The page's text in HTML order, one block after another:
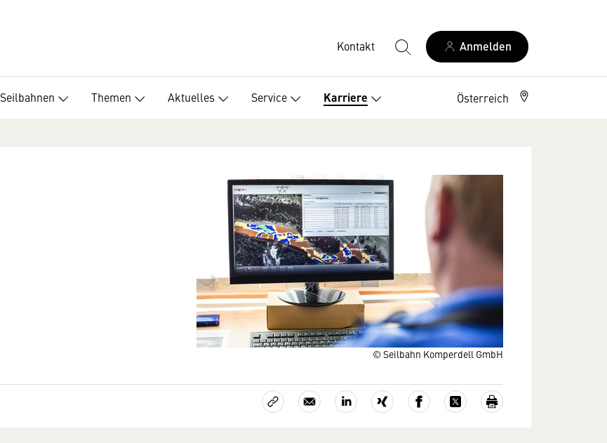
Kontakt Anmelden
Seilbahnen Themen Aktuelles Service Karriere Österreich
© Seilbahn Komperdell GmbH